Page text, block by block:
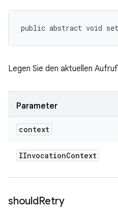
public abstract void
Legen Sie den aktuellen
Parameter
context
IInvocationContext
shouldRetry